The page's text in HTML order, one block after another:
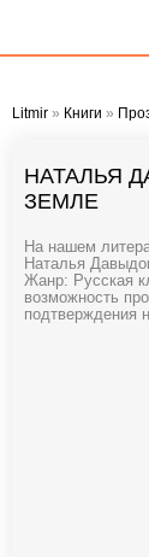
Litmir » Книги »
НАТАЛЬЯ
ЗЕМЛЕ
На нашем
Наталья
Жанр: Русская
возможность
подтверждения